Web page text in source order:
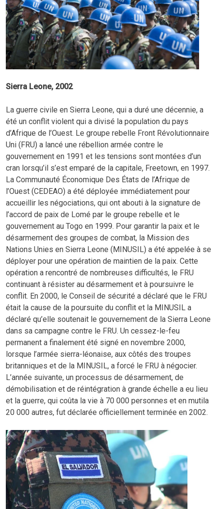
Sierra Leone, 2002
La guerre civile en Sierra Leone, qui a duré une décennie, a
été un conflit violent qui a divisé la population du pays
d’Afrique de l’Ouest. Le groupe rebelle Front Révolutionnaire
Uni (FRU) a lancé une rébellion armée contre le
gouvernement en 1991 et les tensions sont montées d’un
cran lorsqu’il s’est emparé de la capitale, Freetown, en 1997.
La Communauté Économique Des États de l’Afrique de
l’Ouest (CEDEAO) a été déployée immédiatement pour
accueillir les négociations, qui ont abouti à la signature de
l’accord de paix de Lomé par le groupe rebelle et le
gouvernement au Togo en 1999. Pour garantir la paix et le
désarmement des groupes de combat, la Mission des
Nations Unies en Sierra Leone (MINUSIL) a été appelée à se
déployer pour une opération de maintien de la paix. Cette
opération a rencontré de nombreuses difficultés, le FRU
continuant à résister au désarmement et à poursuivre le
conflit. En 2000, le Conseil de sécurité a déclaré que le FRU
était la cause de la poursuite du conflit et la MINUSIL a
déclaré qu’elle soutenait le gouvernement de la Sierra Leone
dans sa campagne contre le FRU. Un cessez-le-feu
permanent a finalement été signé en novembre 2000,
lorsque l’armée sierra-léonaise, aux côtés des troupes
britanniques et de la MINUSIL, a forcé le FRU à négocier.
L’année suivante, un processus de désarmement, de
démobilisation et de réintégration à grande échelle a eu lieu
et la guerre, qui coûta la vie à 70 000 personnes et en mutila
20 000 autres, fut déclarée officiellement terminée en 2002.